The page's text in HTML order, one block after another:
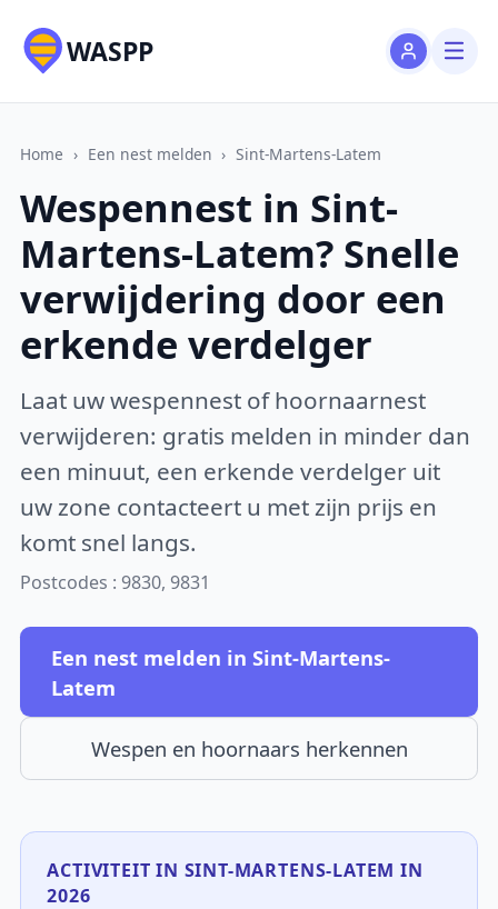
WASPP
Home › Een nest melden › Sint-Martens-Latem
Wespennest in Sint-
Martens-Latem? Snelle
verwijdering door een
erkende verdelger
Laat uw wespennest of hoornaarnest
verwijderen: gratis melden in minder dan
een minuut, een erkende verdelger uit
uw zone contacteert u met zijn prijs en
komt snel langs.
Postcodes : 9830, 9831
Een nest melden in Sint-Martens-
Latem
Wespen en hoornaars herkennen
ACTIVITEIT IN SINT-MARTENS-LATEM IN
2026